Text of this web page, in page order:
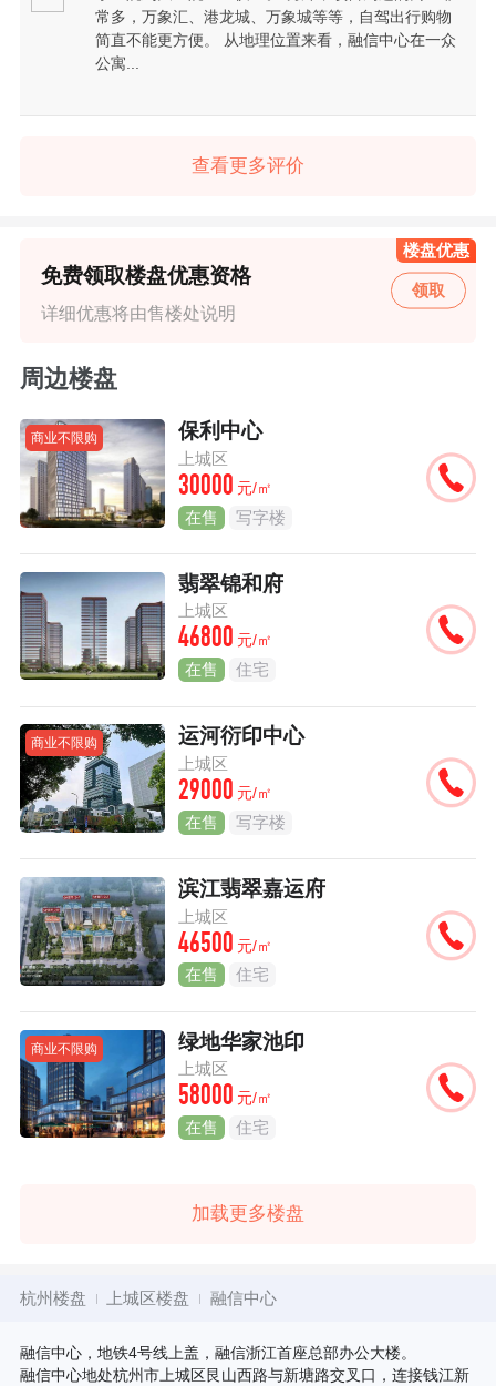
常多，万象汇、港龙城、万象城等等，自驾出行购物
简直不能更方便。 从地理位置来看，融信中心在一众
公寓...
查看更多评价
免费领取楼盘优惠资格
详细优惠将由售楼处说明
领取
楼盘优惠
周边楼盘
商业不限购 保利中心
上城区
30000 元/㎡
在售 写字楼
翡翠锦和府
上城区
46800 元/㎡
在售 住宅
商业不限购 运河衍印中心
上城区
29000 元/㎡
在售 写字楼
滨江翡翠嘉运府
上城区
46500 元/㎡
在售 住宅
商业不限购 绿地华家池印
上城区
58000 元/㎡
在售 住宅
加载更多楼盘
杭州楼盘 上城区楼盘 融信中心
融信中心，地铁4号线上盖，融信浙江首座总部办公大楼。
融信中心地处杭州市上城区艮山西路与新塘路交叉口，连接钱江新